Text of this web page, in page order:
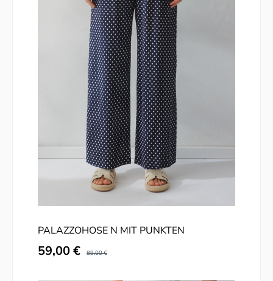
PALAZZOHOSE N MIT PUNKTEN
Verkaufspreis:
59,00 € Regulärer Preis:
89,00 €